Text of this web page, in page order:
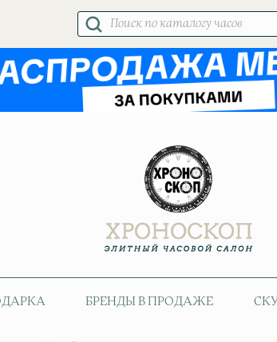
Поиск
товаров
БРЕНДЫ В ПРОДАЖЕ